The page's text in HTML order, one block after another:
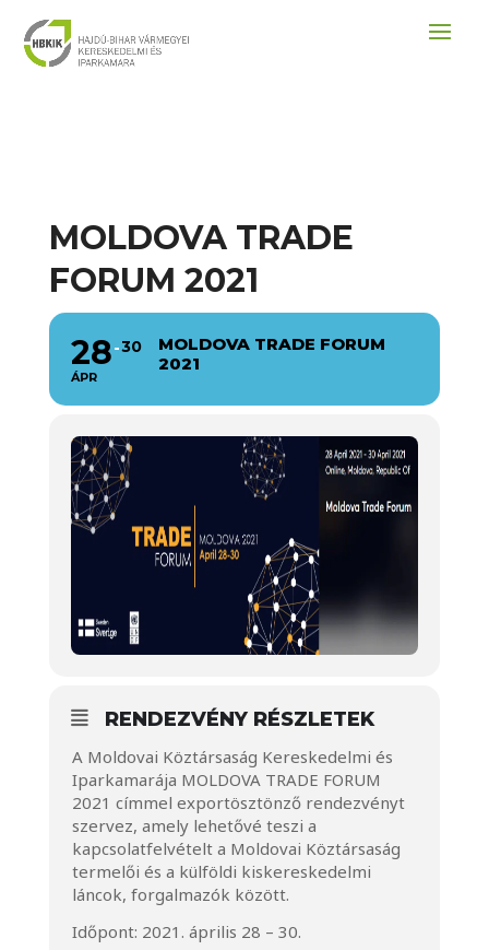
MOLDOVA TRADE
FORUM 2021
28
ÁPR
30
MOLDOVA TRADE FORUM
2021
RENDEZVÉNY RÉSZLETEK
A Moldovai Köztársaság Kereskedelmi és
Iparkamarája MOLDOVA TRADE FORUM
2021 címmel exportösztönző rendezvényt
szervez, amely lehetővé teszi a
kapcsolatfelvételt a Moldovai Köztársaság
termelői és a külföldi kiskereskedelmi
láncok, forgalmazók között.
Időpont: 2021. április 28 – 30.